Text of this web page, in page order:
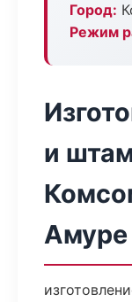
Город:
Режим
и
Амуре